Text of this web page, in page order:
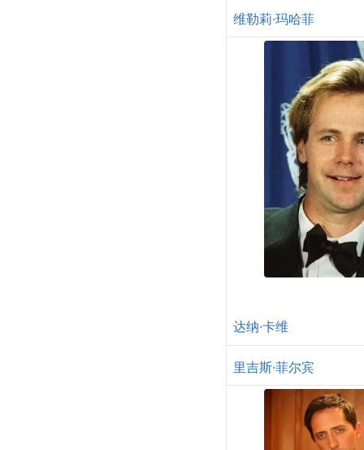
维勒莉·玛哈菲
达纳·卡维
里吉斯·菲尔宾